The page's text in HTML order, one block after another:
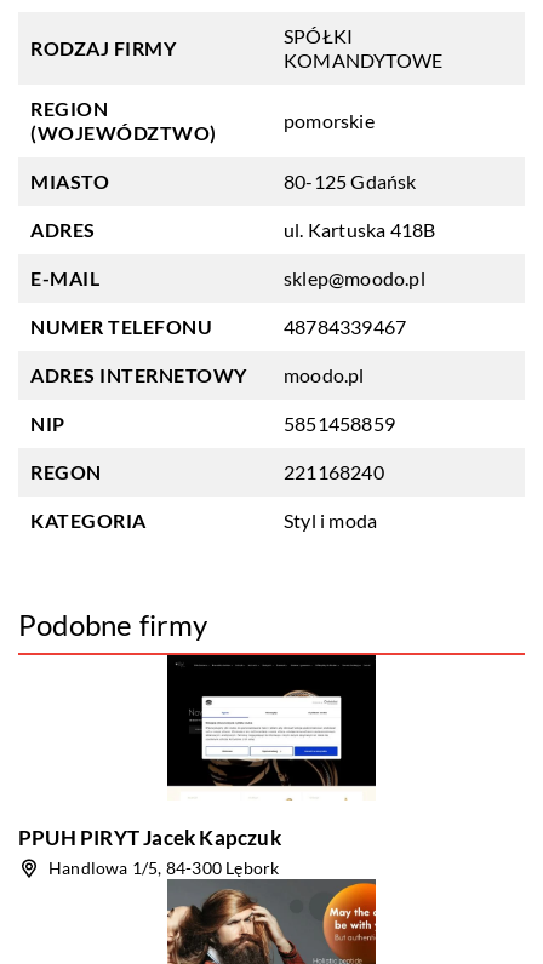
RODZAJ FIRMY
SPÓŁKI
KOMANDYTOWE
REGION
(WOJEWÓDZTWO)
pomorskie
MIASTO 80-125 Gdańsk
ADRES ul. Kartuska 418B
E-MAIL sklep@moodo.pl
NUMER TELEFONU 48784339467
ADRES INTERNETOWY moodo.pl
NIP 5851458859
REGON 221168240
KATEGORIA Styl i moda
Podobne firmy
PPUH PIRYT Jacek Kapczuk
Handlowa 1/5, 84-300 Lębork